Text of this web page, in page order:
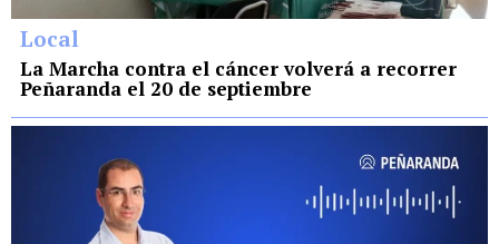
Local
La Marcha contra el cáncer volverá a recorrer
Peñaranda el 20 de septiembre